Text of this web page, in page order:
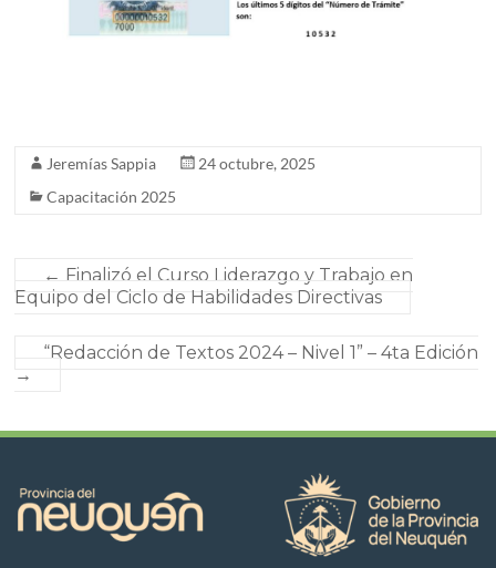
Jeremías Sappia
24 octubre, 2025
Capacitación 2025
← Finalizó el Curso Liderazgo y Trabajo en
Equipo del Ciclo de Habilidades Directivas
“Redacción de Textos 2024 – Nivel 1” – 4ta Edición
→